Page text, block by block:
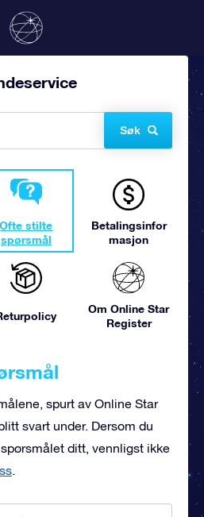
Søk
Ofte stilte
spørsmål
Betalingsinfor
masjon
Om Online Star
Register
spurt av Online Star
svart under. Dersom du
ditt, vennligst ikke
.